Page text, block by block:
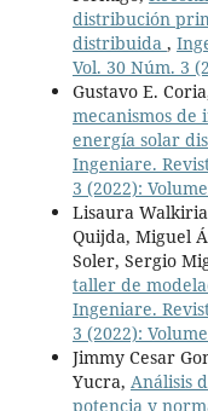
distribución
distribuida ,
Vol. 30 Núm. 3
Gustavo E.
mecanismos de
energía solar
Ingeniare.
3 (2022):
Lisaura
Quijda, Miguel
Soler, Sergio
taller de
Ingeniare.
3 (2022):
Jimmy Cesar
Yucra, Análisis
potencia y